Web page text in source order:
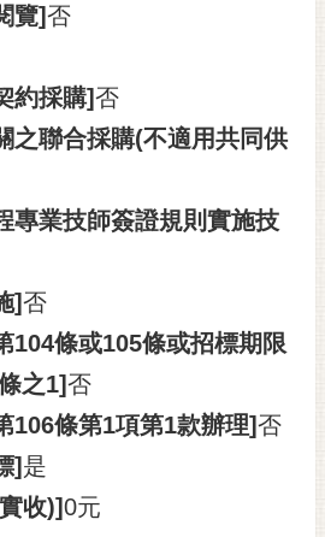
覽]否
約採購]否
之聯合採購(不適用共同供
專業技師簽證規則實施技
]否
104條或105條或招標期限
之1]否
106條第1項第1款辦理]否
] 是
收)]0元